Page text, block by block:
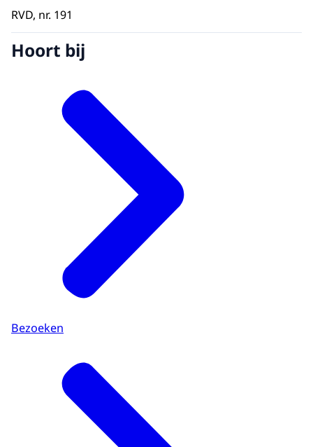
RVD, nr. 191
Hoort bij
Bezoeken